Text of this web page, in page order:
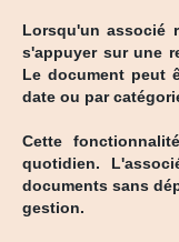
Lorsqu'un associé
s'appuyer sur une
Le document peut
date ou par
Cette
quotidien.
documents sans
gestion.